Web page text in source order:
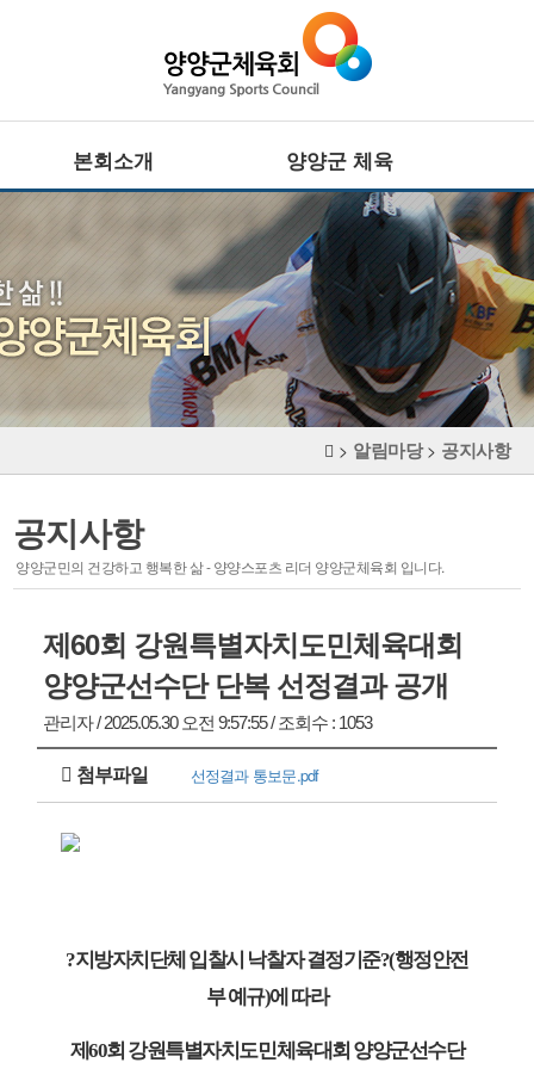
본회소개
설립목적 · 연혁
사업추진방향
CI
조직기구표
체육시설
양양군 체육
전문체육
주요기능
·대회정보
생활체육
·주요기능
대회정보
·주요기능
스포츠 마케팅
·주요기능
회원종목단체
종목단체
클럽등록 및 동호인 등록
참여마당
생활프로그램
서핑특화프로그램
레저스포츠 체험 프로그램
알림마당
> 알림마당> 공지사항
공지사항
양양군민의 건강하고 행복한 삶 - 양양스포츠 리더 양양군체육회 입니다.
제60회 강원특별자치도민체육대회
양양군선수단 단복 선정결과 공개
관리자 / 2025.05.30 오전 9:57:55 / 조회수 : 1053
첨부파일 선정결과 통보문.pdf
?지방자치단체 입찰시 낙찰자 결정기준?(행정안전
부 예규)에 따라
제60회 강원특별자치도민체육대회 양양군선수단